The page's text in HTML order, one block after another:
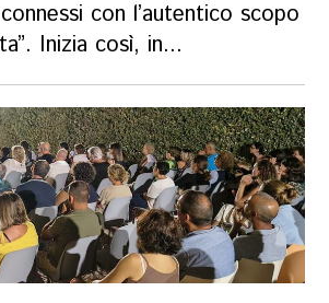
con l’autentico scopo
Inizia così, in...